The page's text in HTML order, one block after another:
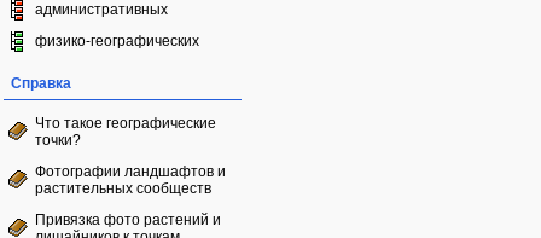
административных
физико-географических
Справка
Что такое географические
точки?
Фотографии ландшафтов и
растительных сообществ
Привязка фото растений и